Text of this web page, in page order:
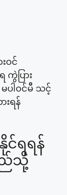
ဝင်
ပြား
ပါဝင်မီ သင့်
းရန်
င်ရရန်
ည်သို့